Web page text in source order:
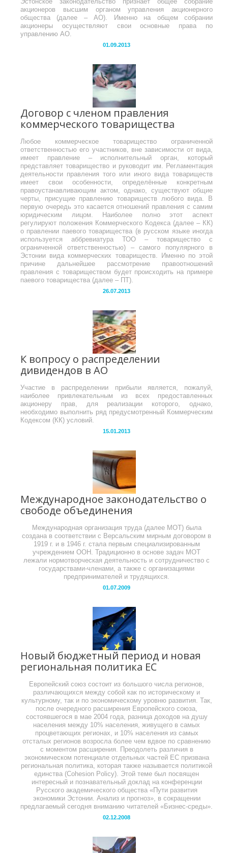
акционеров высшим органом управления акционерного
общества (далее – АО). Именно на общем собрании
акционеры осуществляют свои основные права по
управлению АО.
01.09.2013
Договор с членом правления
коммерческого товарищества
Любое коммерческое товарищество ограниченной
ответственностью его участников, вне зависимости от вида,
имеет правление – исполнительный орган, который
представляет товарищество и руководит им. Регламентация
деятельности правления того или иного вида товариществ
имеет свои особенности, определённые конкретным
правоустанавливающим актом, однако, существуют общие
черты, присущие правлению товариществ любого вида. В
первую очередь это касается отношений правления с самим
юридическим лицом. Наиболее полно этот аспект
регулируют положения Коммерческого Кодекса (далее – КК)
о правлении паевого товарищества (в русском языке иногда
используется аббревиатура ТОО – товарищество с
ограниченной ответственностью) – самого популярного в
Эстонии вида коммерческих товариществ. Именно по этой
причине дальнейшее рассмотрение правоотношений
правления с товариществом будет происходить на примере
паевого товарищества (далее – ПТ).
26.07.2013
К вопросу о распределении
дивидендов в АО
Участие в распределении прибыли является, пожалуй,
наиболее привлекательным из всех предоставленных
акционеру прав, для реализации которого, однако,
необходимо выполнить ряд предусмотренный Коммерческим
Кодексом (КК) условий.
15.01.2013
Международное законодательство о
свободе объединения
Международная организация труда (далее МОТ) была
создана в соответствии с Версальским мирным договором в
1919 г. и в 1946 г. стала первым специализированным
учреждением ООН. Традиционно в основе задач МОТ
лежали нормотворческая деятельность и сотрудничество с
государствами-членами, а также с организациями
предпринимателей и трудящихся.
01.07.2009
Новый бюджетный период и новая
региональная политика ЕС
Европейский союз состоит из большого числа регионов,
различающихся между собой как по историческому и
культурному, так и по экономическому уровню развития. Так,
после очередного расширения Европейского союза,
состоявшегося в мае 2004 года, разница доходов на душу
населения между 10% населения, живущего в самых
процветающих регионах, и 10% населения из самых
отсталых регионов возросла более чем вдвое по сравнению
с моментом расширения. Преодолеть различия в
экономическом потенциале отдельных частей ЕС призвана
региональная политика, которая также называется политикой
единства (Cohesion Policy). Этой теме был посвящен
интересный и познавательный доклад на конференции
Русского академического общества «Пути развития
экономики Эстонии. Анализ и прогноз», в сокращении
предлагаемый сегодня вниманию читателей «Бизнес-среды».
02.12.2008